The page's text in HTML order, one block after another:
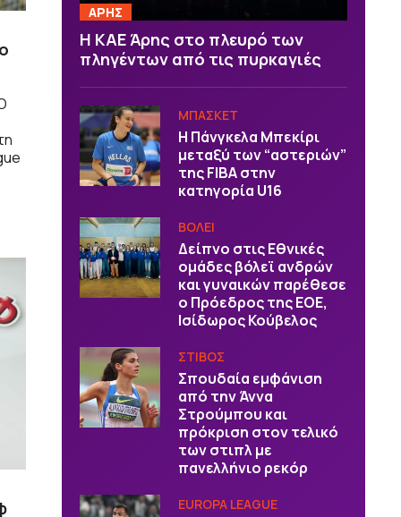
ΑΡΗΣ
Η ΚΑΕ Άρης στο πλευρό των
πληγέντων από τις πυρκαγιές
ΜΠΑΣΚΕΤ
H Πάνγκελα Μπεκίρι
μεταξύ των “αστεριών”
της FIBA στην
κατηγορία U16
ΒOΛΕΙ
Δείπνο στις Εθνικές
ομάδες βόλεϊ ανδρών
και γυναικών παρέθεσε
ο Πρόεδρος της ΕΟΕ,
Ισίδωρος Κούβελος
ΣΤΙΒΟΣ
Σπουδαία εμφάνιση
από την Άννα
Στρούμπου και
πρόκριση στον τελικό
των στιπλ με
πανελλήνιο ρεκόρ
EUROPA LEAGUE